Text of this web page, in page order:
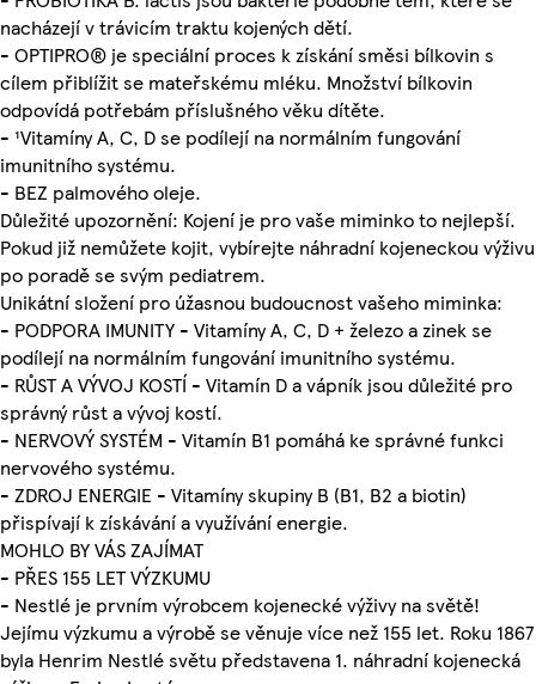
nacházejí v trávicím traktu kojených dětí.
- OPTIPRO® je speciální proces k získání směsi bílkovin s
cílem přiblížit se mateřskému mléku. Množství bílkovin
odpovídá potřebám příslušného věku dítěte.
- ¹Vitamíny A, C, D se podílejí na normálním fungování
imunitního systému.
- BEZ palmového oleje.
Důležité upozornění: Kojení je pro vaše miminko to nejlepší.
Pokud již nemůžete kojit, vybírejte náhradní kojeneckou výživu
po poradě se svým pediatrem.
Unikátní složení pro úžasnou budoucnost vašeho miminka:
- PODPORA IMUNITY - Vitamíny A, C, D + železo a zinek se
podílejí na normálním fungování imunitního systému.
- RŮST A VÝVOJ KOSTÍ - Vitamín D a vápník jsou důležité pro
správný růst a vývoj kostí.
- NERVOVÝ SYSTÉM - Vitamín B1 pomáhá ke správné funkci
nervového systému.
- ZDROJ ENERGIE - Vitamíny skupiny B (B1, B2 a biotin)
přispívají k získávání a využívání energie.
MOHLO BY VÁS ZAJÍMAT
- PŘES 155 LET VÝZKUMU
- Nestlé je prvním výrobcem kojenecké výživy na světě!
Jejímu výzkumu a výrobě se věnuje více než 155 let. Roku 1867
byla Henrim Nestlé světu představena 1. náhradní kojenecká